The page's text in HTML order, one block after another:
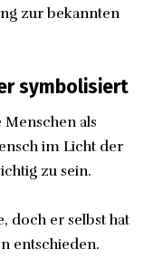
zur bekannten
symbolisiert
als
im Licht der
zu sein.
doch er selbst hat
entschieden.